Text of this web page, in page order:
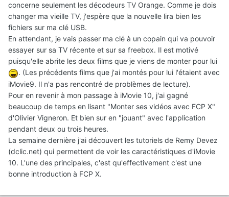
concerne seulement les décodeurs TV Orange. Comme je dois
changer ma vieille TV, j'espère que la nouvelle lira bien les
fichiers sur ma clé USB.
En attendant, je vais passer ma clé à un copain qui va pouvoir
essayer sur sa TV récente et sur sa freebox. Il est motivé
puisqu'elle abrite les deux films que je viens de monter pour lui
. (Les précédents films que j'ai montés pour lui l'étaient avec
iMovie9. Il n'a pas rencontré de problèmes de lecture).
Pour en revenir à mon passage à iMovie 10, j'ai gagné
beaucoup de temps en lisant "Monter ses vidéos avec FCP X"
d'Olivier Vigneron. Et bien sur en "jouant" avec l'application
pendant deux ou trois heures.
La semaine dernière j'ai découvert les tutoriels de Remy Devez
(dclic.net) qui permettent de voir les caractéristiques d'iMovie
10. L'une des principales, c'est qu'effectivement c'est une
bonne introduction à FCP X.